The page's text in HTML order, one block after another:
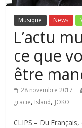
Musique News
L’actu
ce que
être
28 novembre 2017
gracie, Island, JOKO
CLIPS – Du Français,